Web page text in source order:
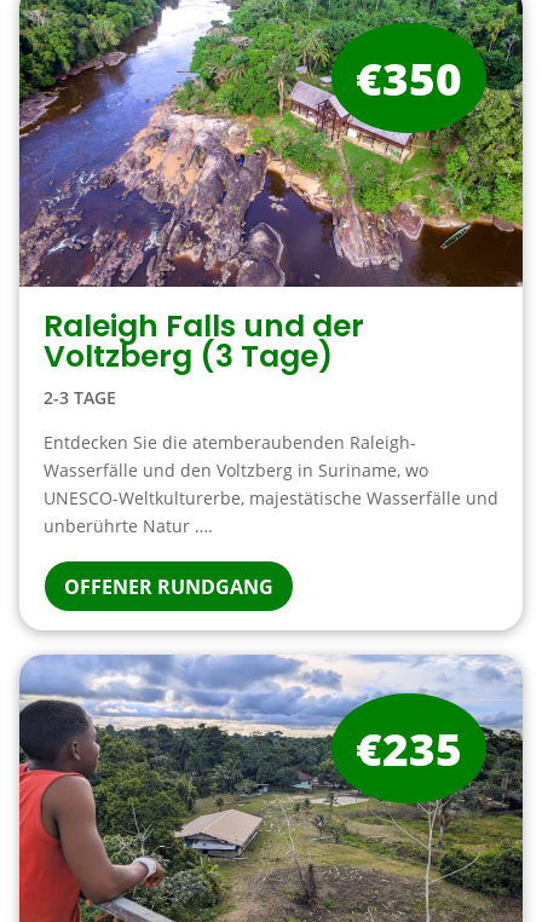
Raleigh Falls und der
Voltzberg (3 Tage)
2-3 TAGE
Entdecken Sie die atemberaubenden Raleigh-
Wasserfälle und den Voltzberg in Suriname, wo
UNESCO-Weltkulturerbe, majestätische Wasserfälle und
unberührte Natur ….
OFFENER RUNDGANG
€350
€235